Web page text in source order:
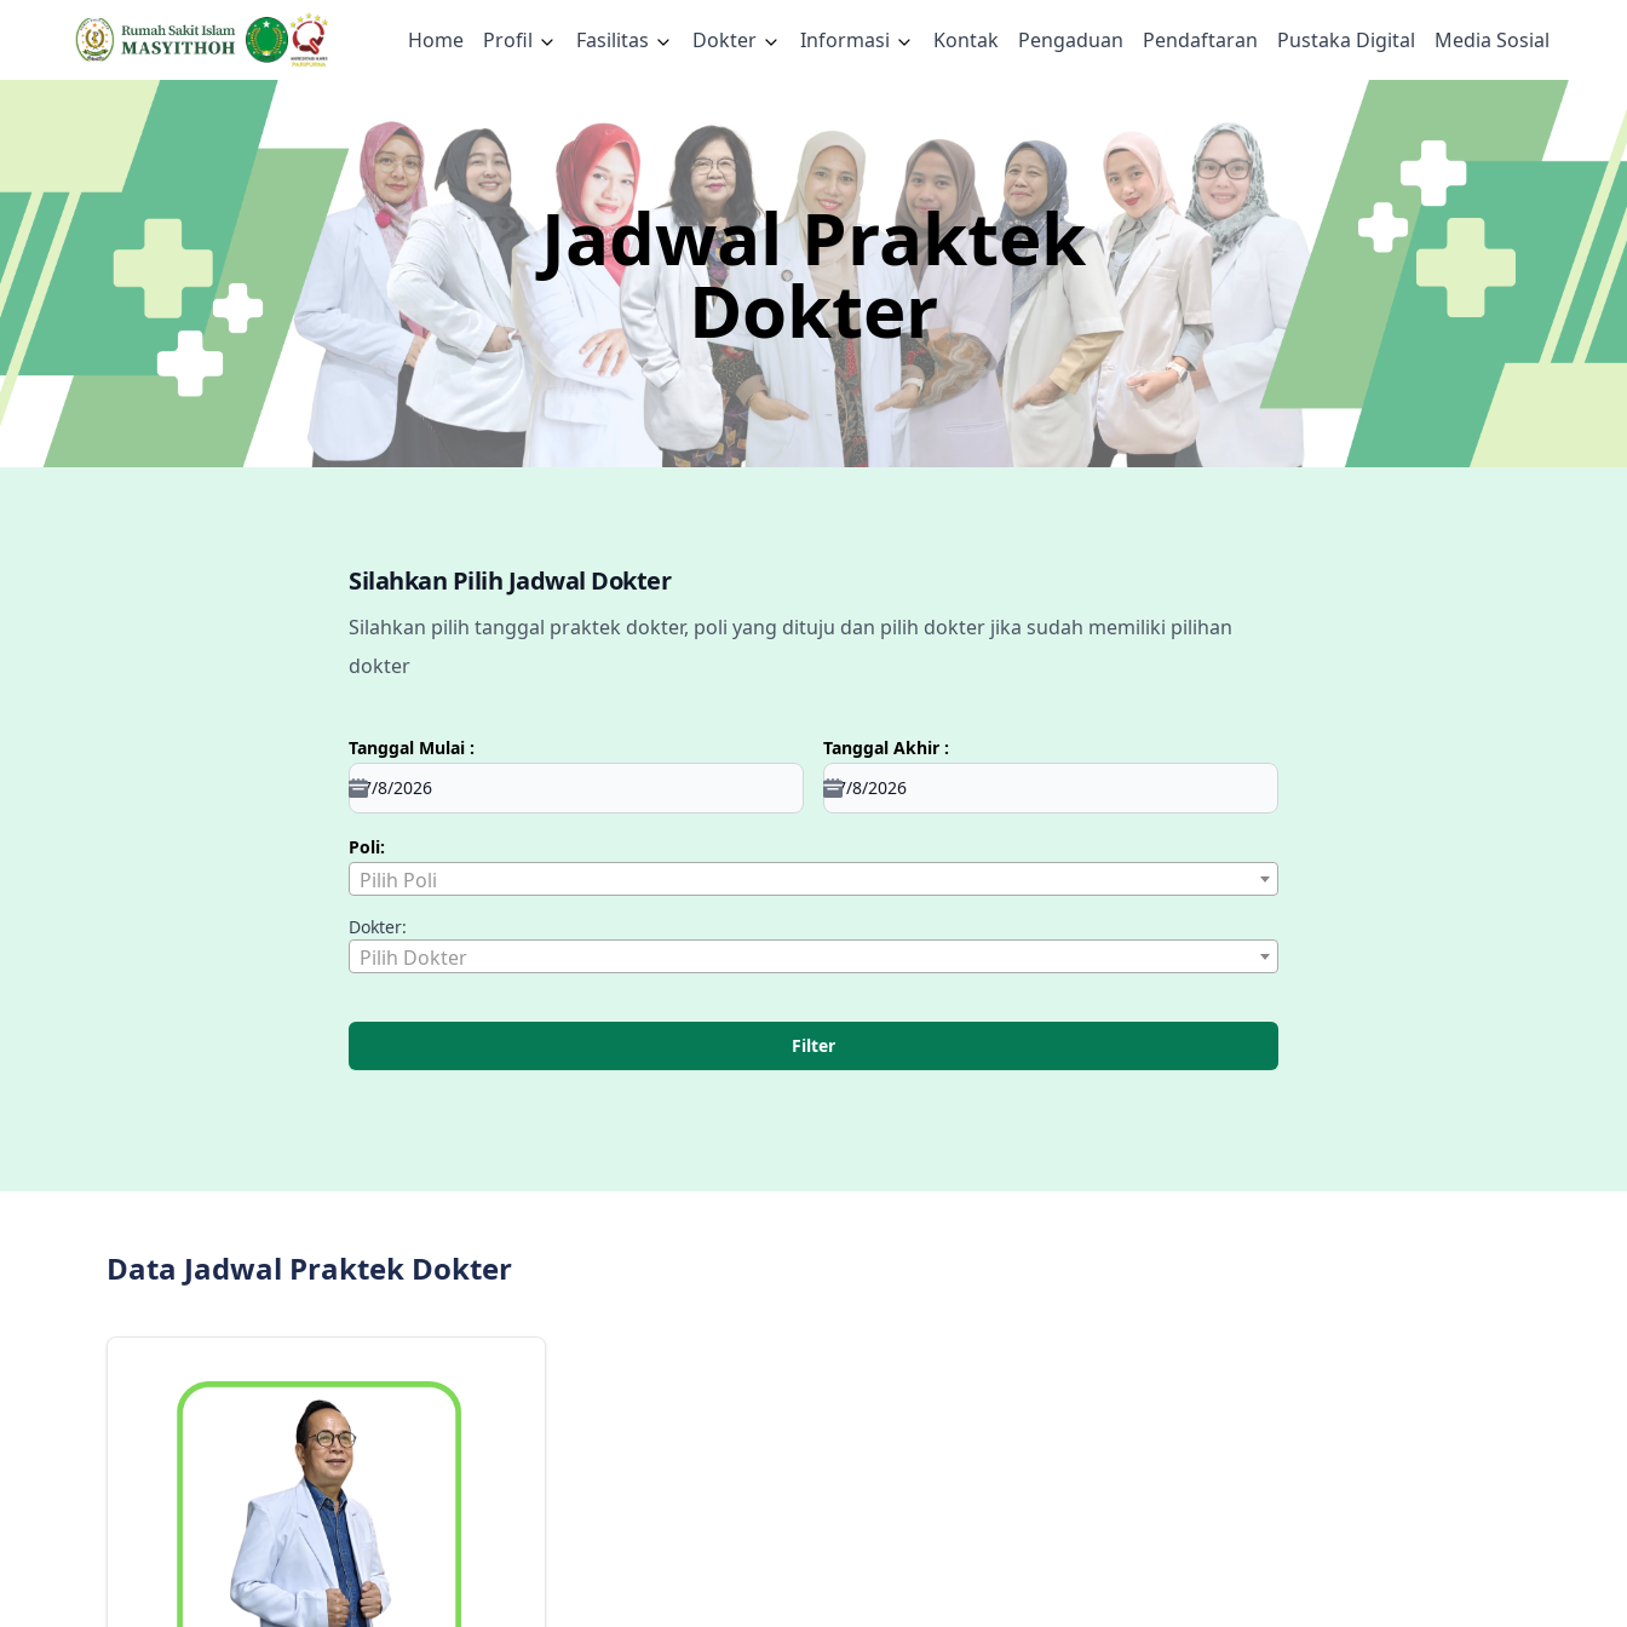
Home Profil Fasilitas Dokter Informasi Kontak Pengaduan Pendaftaran Pustaka Digital Media Sosial
Jadwal Praktek
Dokter
Silahkan Pilih Jadwal Dokter
Silahkan pilih tanggal praktek dokter, poli yang dituju dan pilih dokter jika sudah memiliki pilihan
dokter
Tanggal Mulai : Tanggal Akhir :
Poli:
Pilih Poli
Dokter:
Pilih Dokter
Filter
Data Jadwal Praktek Dokter